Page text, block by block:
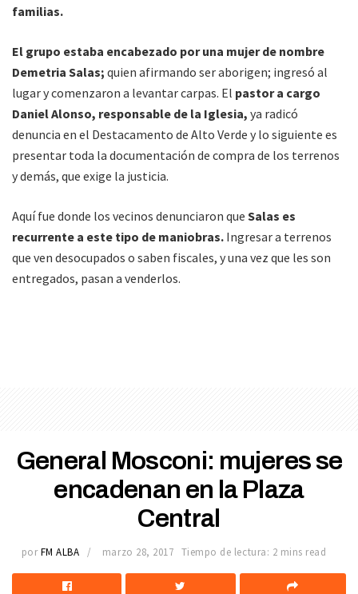
familias.
El grupo estaba encabezado por una mujer de nombre
Demetria Salas; quien afirmando ser aborigen; ingresó al
lugar y comenzaron a levantar carpas. El pastor a cargo
Daniel Alonso, responsable de la Iglesia, ya radicó
denuncia en el Destacamento de Alto Verde y lo siguiente es
presentar toda la documentación de compra de los terrenos
y demás, que exige la justicia.
Aquí fue donde los vecinos denunciaron que Salas es
recurrente a este tipo de maniobras. Ingresar a terrenos
que ven desocupados o saben fiscales, y una vez que les son
entregados, pasan a venderlos.
General Mosconi: mujeres se
encadenan en la Plaza
Central
por FM ALBA marzo 28, 2017 Tiempo de lectura: 2 mins read